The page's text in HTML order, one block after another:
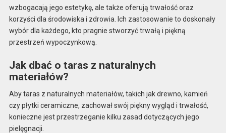
wzbogacają jego estetykę, ale także oferują trwałość oraz
korzyści dla środowiska i zdrowia. Ich zastosowanie to doskonały
wybór dla każdego, kto pragnie stworzyć trwałą i piękną
przestrzeń wypoczynkową.
Jak dbać o taras z naturalnych
materiałów?
Aby taras z naturalnych materiałów, takich jak drewno, kamień
czy płytki ceramiczne, zachował swój piękny wygląd i trwałość,
konieczne jest przestrzeganie kilku zasad dotyczących jego
pielęgnacji.